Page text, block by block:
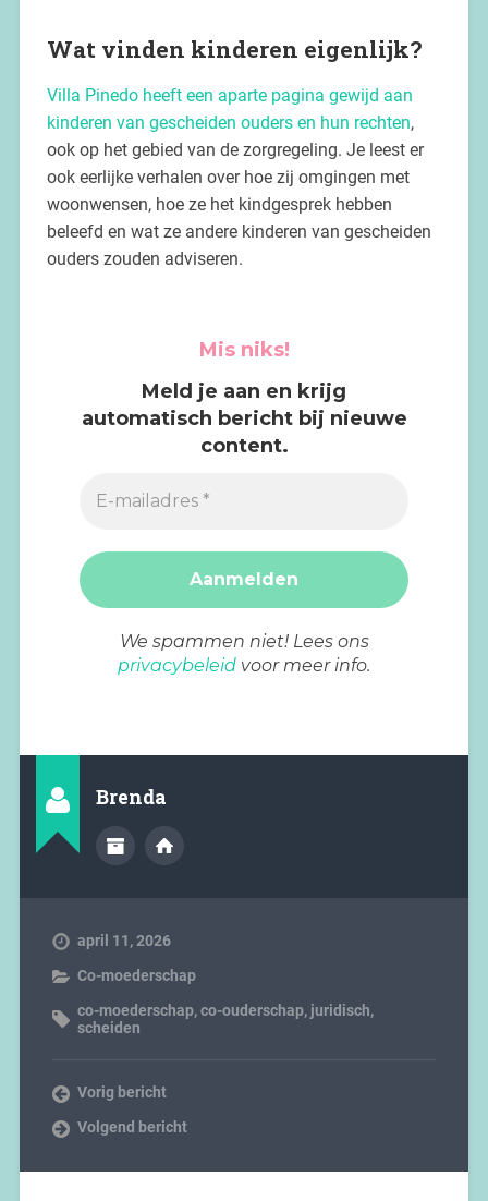
Wat vinden kinderen eigenlijk?
Villa Pinedo heeft een aparte pagina gewijd aan
kinderen van gescheiden ouders en hun rechten,
ook op het gebied van de zorgregeling. Je leest er
ook eerlijke verhalen over hoe zij omgingen met
woonwensen, hoe ze het kindgesprek hebben
beleefd en wat ze andere kinderen van gescheiden
ouders zouden adviseren.
Mis niks!
Meld je aan en krijg
automatisch bericht bij nieuwe
content.
We spammen niet! Lees ons
privacybeleid voor meer info.
Brenda
april 11, 2026
Co-moederschap
co-moederschap,co-ouderschap, juridisch,
scheiden
Vorig bericht
Volgend bericht